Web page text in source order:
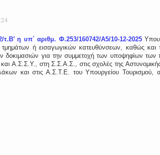
η υπ΄ αριθμ. Φ.253/160742/Α5/10-12-2025
ή εισαγωγικών κατευθύνσεων, καθώς και
για την συμμετοχή των υποψηφίων των
Α.Σ.Σ.Υ., στη Σ.Σ.Α.Σ., στις σχολές της
και στις Α.Σ.Τ.Ε. του Υπουργείου